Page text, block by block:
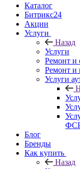
Каталог
Битрикс24
Акции
Услуги
Назад
Услуги
Ремонт и
Ремонт и
Услуги
Блог
Бренды
Как купить
Назад